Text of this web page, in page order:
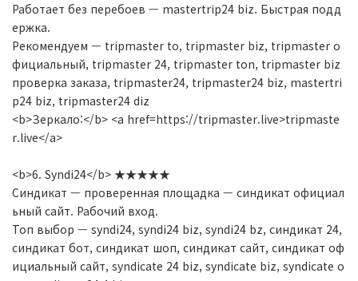
Работает без перебоев — mastertrip24 biz. Быстрая подд
ержка.
Рекомендуем — tripmaster to, tripmaster biz, tripmaster о
фициальный, tripmaster 24, tripmaster ton, tripmaster biz
проверка заказа, tripmaster24, tripmaster24 biz, mastertri
p24 biz, tripmaster24 diz
<b>Зеркало:</b> <a href=https://tripmaster.live>tripmaste
r.live</a>
<b>6. Syndi24</b> ★★★★★
Синдикат — проверенная площадка — синдикат официал
ьный сайт. Рабочий вход.
Топ выбор — syndi24, syndi24 biz, syndi24 bz, синдикат 24,
синдикат бот, синдикат шоп, синдикат сайт, синдикат оф
ициальный сайт, syndicate 24 biz, syndicate biz, syndicate o